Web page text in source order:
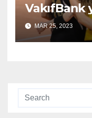
VakıfBank
MAR 25, 2023